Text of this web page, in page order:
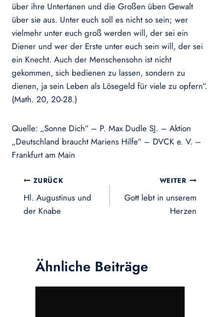
über ihre Untertanen und die Großen üben Gewalt
über sie aus. Unter euch soll es nicht so sein; wer
vielmehr unter euch groß werden will, der sei ein
Diener und wer der Erste unter euch sein will, der sei
ein Knecht. Auch der Menschensohn ist nicht
gekommen, sich bedienen zu lassen, sondern zu
dienen, ja sein Leben als Lösegeld für viele zu opfern“.
(Math. 20, 20-28.)
Quelle: „Sonne Dich“ – P. Max Dudle SJ. – Aktion
„Deutschland braucht Mariens Hilfe“ – DVCK e. V. –
Frankfurt am Main
Beitragsnavigation
ZURÜCK
Hl. Augustinus und
der Knabe
WEITER
Gott lebt in unserem
Herzen
Ähnliche Beiträge